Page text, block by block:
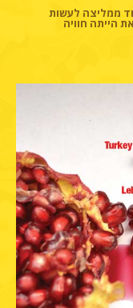
ממליצה לעשות
הייתה חוויה